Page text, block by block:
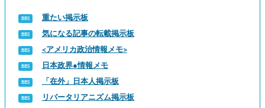
重たい掲示板
気になる記事の転載掲示板
<アメリカ政治情報メモ>
日本政界●情報メモ
「在外」日本人掲示板
リバータリアニズム掲示板